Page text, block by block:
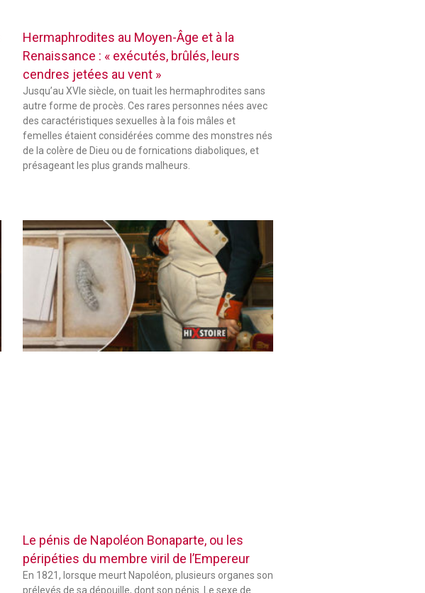
Hermaphrodites au Moyen-Âge et à la
Renaissance : « exécutés, brûlés, leurs
cendres jetées au vent »
Jusqu’au XVIe siècle, on tuait les hermaphrodites sans
autre forme de procès. Ces rares personnes nées avec
des caractéristiques sexuelles à la fois mâles et
femelles étaient considérées comme des monstres nés
de la colère de Dieu ou de fornications diaboliques, et
présageant les plus grands malheurs.
Le pénis de Napoléon Bonaparte, ou les
péripéties du membre viril de l’Empereur
En 1821, lorsque meurt Napoléon, plusieurs organes son
prélevés de sa dépouille, dont son pénis. Le sexe de